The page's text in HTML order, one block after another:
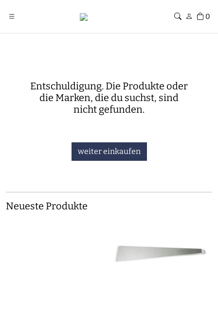
0
Entschuldigung. Die Produkte oder
die Marken, die du suchst, sind
nicht gefunden.
weiter einkaufen
Neueste Produkte